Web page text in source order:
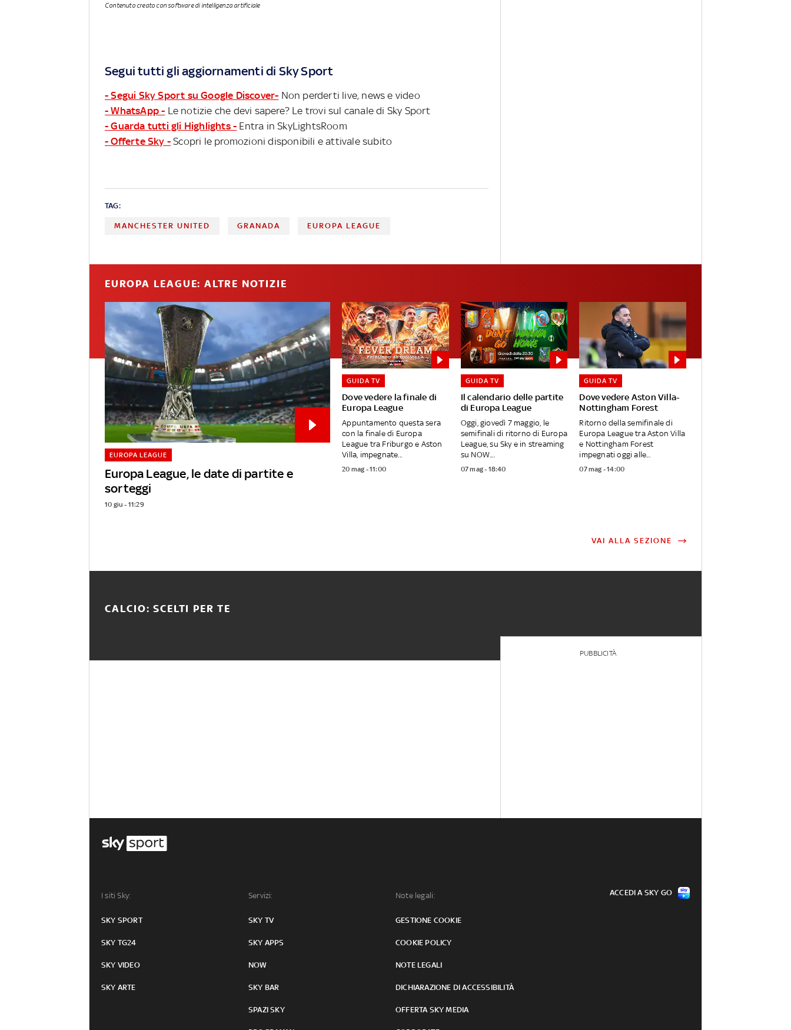
Contenuto creato con software di intelligenza artificiale
Segui tutti gli aggiornamenti di Sky Sport
- Segui Sky Sport su Google Discover- Non perderti live, news e video
- WhatsApp - Le notizie che devi sapere? Le trovi sul canale di Sky Sport
- Guarda tutti gli Highlights - Entra in SkyLightsRoom
- Offerte Sky - Scopri le promozioni disponibili e attivale subito
TAG:
MANCHESTER UNITED GRANADA EUROPA LEAGUE
EUROPA LEAGUE: ALTRE NOTIZIE
Europa League, le date di partite e
sorteggi
EUROPA LEAGUE
10 giu - 11:29
Dove vedere la finale di
Europa League
GUIDA TV
Appuntamento questa sera
con la finale di Europa
League tra Friburgo e Aston
Villa, impegnate...
20 mag - 11:00
Il calendario delle partite
di Europa League
GUIDA TV
Oggi, giovedì 7 maggio, le
semifinali di ritorno di Europa
League, su Sky e in streaming
su NOW....
07 mag - 18:40
Dove vedere Aston Villa-
Nottingham Forest
GUIDA TV
Ritorno della semifinale di
Europa League tra Aston Villa
e Nottingham Forest
impegnati oggi alle...
07 mag - 14:00
VAI ALLA SEZIONE
CALCIO: SCELTI PER TE
PUBBLICITÀ
I siti Sky:
SKY SPORT
SKY TG24
SKY VIDEO
SKY ARTE
Servizi:
SKY TV
SKY APPS
NOW
SKY BAR
SPAZI SKY
Note legali:
GESTIONE COOKIE
COOKIE POLICY
NOTE LEGALI
DICHIARAZIONE DI ACCESSIBILITÀ
OFFERTA SKY MEDIA
ACCEDI A SKY GO